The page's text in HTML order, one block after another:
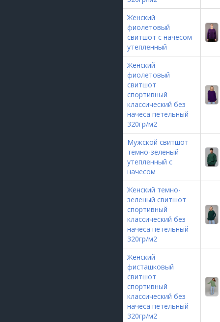
Женский
фиолетовый
свитшот с начесом
утепленный
Женский
фиолетовый
свитшот
спортивный
классический без
начеса петельный
320гр/м2
Мужской свитшот
темно-зеленый
утепленный с
начесом
Женский темно-
зеленый свитшот
спортивный
классический без
начеса петельный
320гр/м2
Женский
фисташковый
свитшот
спортивный
классический без
начеса петельный
320гр/м2